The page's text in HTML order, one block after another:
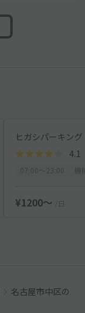
4.1
¥1200〜 /日
名古屋市中区の駐